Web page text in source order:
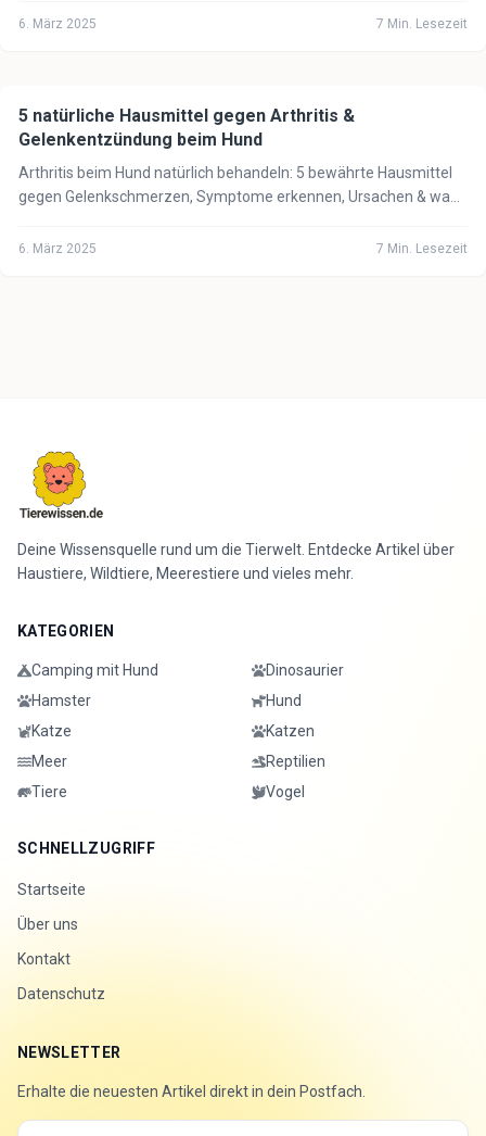
6. März 2025 7 Min. Lesezeit
🐕 Hund
5 natürliche Hausmittel gegen Arthritis &
Gelenkentzündung beim Hund
Arthritis beim Hund natürlich behandeln: 5 bewährte Hausmittel
gegen Gelenkschmerzen, Symptome erkennen, Ursachen & wann
6. März 2025 7 Min. Lesezeit
Deine Wissensquelle rund um die Tierwelt. Entdecke Artikel über
Haustiere, Wildtiere, Meerestiere und vieles mehr.
KATEGORIEN
Camping mit Hund
Dinosaurier
Hamster
Hund
Katze
Katzen
Meer
Reptilien
Tiere
Vogel
SCHNELLZUGRIFF
Startseite
Über uns
Kontakt
Datenschutz
NEWSLETTER
Erhalte die neuesten Artikel direkt in dein Postfach.